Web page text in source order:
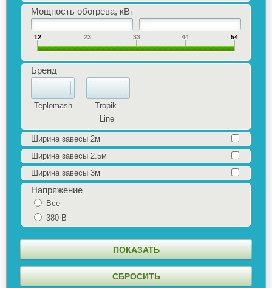
Мощность обогрева, кВт
12 23 33 44 54
Бренд
Teplomash
Tropik-
Line
Ширина завесы 2м
Ширина завесы 2.5м
Ширина завесы 3м
Напряжение
Все
380 В